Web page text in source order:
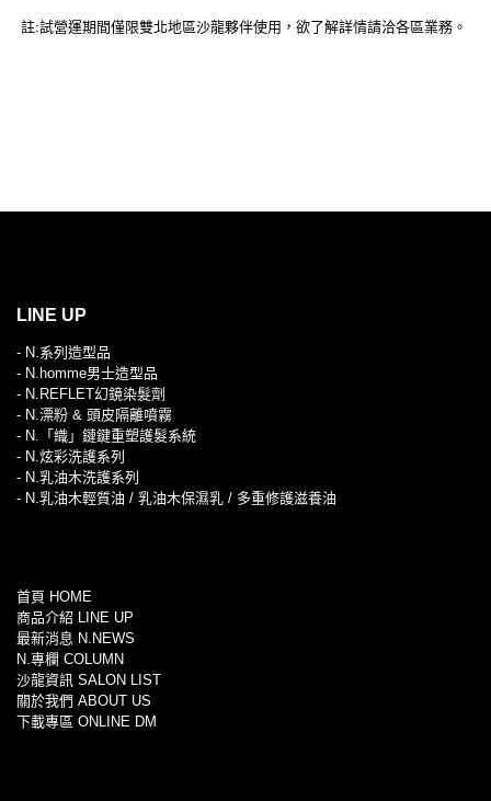
註:試營運期間僅限雙北地區沙龍夥伴使用，欲了解詳情請洽各區業務。
LINE UP
- N.系列造型品
- N.homme男士造型品
- N.REFLET幻鏡染髮劑
- N.漂粉 & 頭皮隔離噴霧
- N.「織」鏈鍵重塑護髮系統
- N.炫彩洗護系列
- N.乳油木洗護系列
- N.乳油木輕質油 / 乳油木保濕乳 / 多重修護滋養油
首頁 HOME
商品介紹 LINE UP
最新消息 N.NEWS
N.專欄 COLUMN
沙龍資訊 SALON LIST
關於我們 ABOUT US
下載專區 ONLINE DM